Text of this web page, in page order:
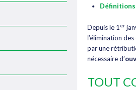
Définitions
Depuis le 1 er
l’élimination
par une
nécessaire d’
TOUT